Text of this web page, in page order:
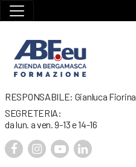
RESPONSABILE: Gianluca Fiorina
SEGRETERIA:
da lun. a ven. 9-13 e 14-16